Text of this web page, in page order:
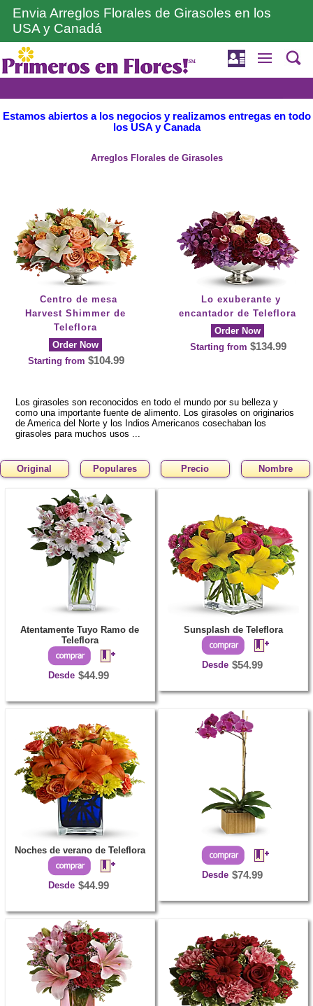
Envia Arreglos Florales de Girasoles en los
USA y Canadá
Estamos abiertos a los negocios y realizamos entregas en todo
los USA y Canada
Arreglos Florales de Girasoles
Centro de mesa
Harvest Shimmer de
Teleflora
Order Now
Starting from $104.99
Lo exuberante y
encantador de Teleflora
Order Now
Starting from$134.99
Los girasoles son reconocidos en todo el mundo por su belleza y
como una importante fuente de alimento. Los girasoles on originarios
de America del Norte y los Indios Americanos cosechaban los
girasoles para muchos usos ...
Original Populares Precio Nombre
Atentamente Tuyo Ramo de
Teleflora
Desde $44.99
Sunsplash de Teleflora
Desde $54.99
Noches de verano de Teleflora
Desde $44.99
Desde $74.99